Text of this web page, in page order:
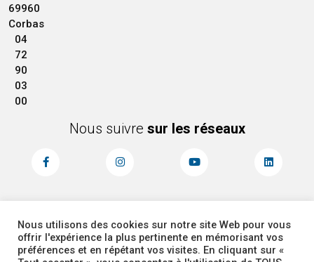
69960
Corbas
04
72
90
03
00
Nous suivre sur les réseaux
MENTIONS LÉGALES
PLAN DU SITE
ACCESSIBILITÉ
ADMINISTRATEUR
Nous utilisons des cookies sur notre site Web pour vous
offrir l'expérience la plus pertinente en mémorisant vos
préférences et en répétant vos visites. En cliquant sur «